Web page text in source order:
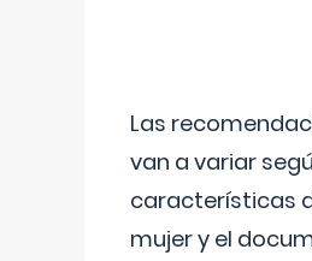
Las
van a variar
características
mujer y el